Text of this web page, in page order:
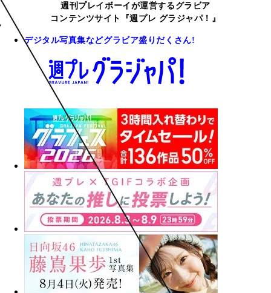
週刊プレイボーイが運営するグラビア
コンテンツサイト『週プレ グラジャパ！』
デジタル写真集などグラビア盛りだくさん!